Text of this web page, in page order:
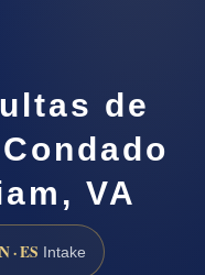
de
VA
· ES Intake